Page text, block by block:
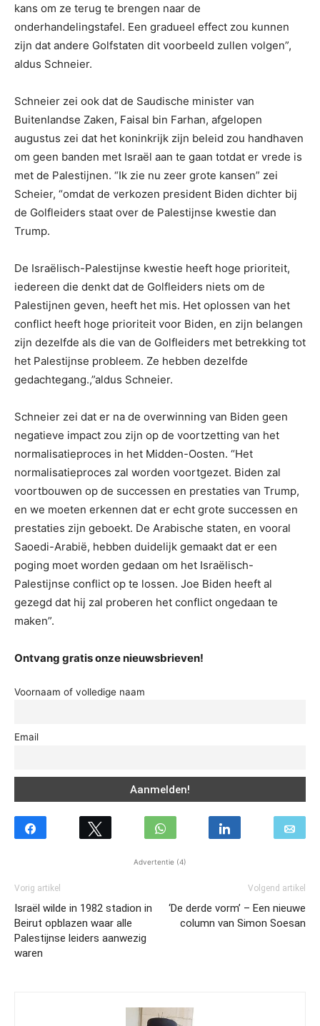
kans om ze terug te brengen naar de
onderhandelingstafel. Een gradueel effect zou kunnen
zijn dat andere Golfstaten dit voorbeeld zullen volgen”,
aldus Schneier.
Schneier zei ook dat de Saudische minister van
Buitenlandse Zaken, Faisal bin Farhan, afgelopen
augustus zei dat het koninkrijk zijn beleid zou handhaven
om geen banden met Israël aan te gaan totdat er vrede is
met de Palestijnen. “Ik zie nu zeer grote kansen” zei
Scheier, “omdat de verkozen president Biden dichter bij
de Golfleiders staat over de Palestijnse kwestie dan
Trump.
De Israëlisch-Palestijnse kwestie heeft hoge prioriteit,
iedereen die denkt dat de Golfleiders niets om de
Palestijnen geven, heeft het mis. Het oplossen van het
conflict heeft hoge prioriteit voor Biden, en zijn belangen
zijn dezelfde als die van de Golfleiders met betrekking tot
het Palestijnse probleem. Ze hebben dezelfde
gedachtegang.,”aldus Schneier.
Schneier zei dat er na de overwinning van Biden geen
negatieve impact zou zijn op de voortzetting van het
normalisatieproces in het Midden-Oosten. “Het
normalisatieproces zal worden voortgezet. Biden zal
voortbouwen op de successen en prestaties van Trump,
en we moeten erkennen dat er echt grote successen en
prestaties zijn geboekt. De Arabische staten, en vooral
Saoedi-Arabië, hebben duidelijk gemaakt dat er een
poging moet worden gedaan om het Israëlisch-
Palestijnse conflict op te lossen. Joe Biden heeft al
gezegd dat hij zal proberen het conflict ongedaan te
maken”.
Ontvang gratis onze nieuwsbrieven!
Voornaam of volledige naam
Email
Advertentie (4)
Vorig artikel
Israël wilde in 1982 stadion in
Beirut opblazen waar alle
Palestijnse leiders aanwezig
waren
Volgend artikel
‘De derde vorm’ – Een nieuwe
column van Simon Soesan